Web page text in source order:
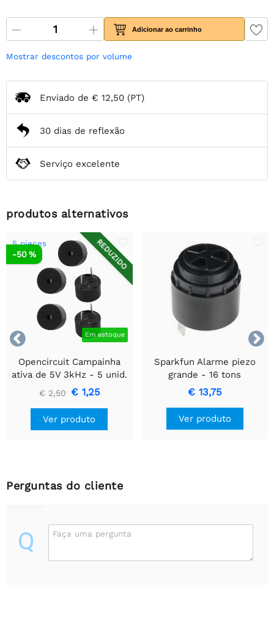
Adicionar ao carrinho
Mostrar descontos por volume
Enviado de € 12,50 (PT)
30 dias de reflexão
Serviço excelente
produtos alternativos


REDUZIDO
5 pieces
Em estoque
-50 %
Opencircuit Campainha
ativa de 5V 3kHz - 5 unid.
€ 2,50 € 1,25
Ver produto
Sparkfun Alarme piezo
grande - 16 tons
€ 13,75
Ver produto
Perguntas do cliente
Q Faça uma pergunta